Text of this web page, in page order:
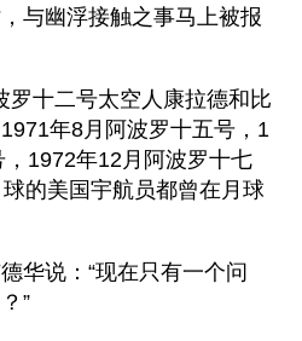
与幽浮接触之事马上被报
罗十二号太空人康拉德和比
年8月阿波罗十五号，1
1972年12月阿波罗十七
的美国宇航员都曾在月球
华说：“现在只有一个问
”